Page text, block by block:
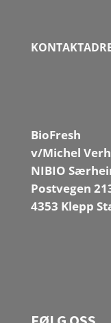
BioFresh
v/Michel
NIBIO
Postvegen
4353 Klepp